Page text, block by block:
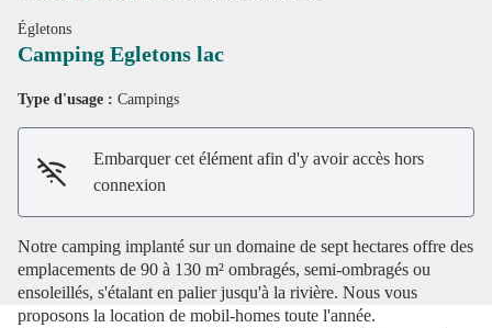
Voir l'image en plein écran
Égletons
Camping Egletons lac
Type d'usage : Campings
Embarquer cet élément afin d'y avoir accès hors
connexion
Notre camping implanté sur un domaine de sept hectares offre des
emplacements de 90 à 130 m² ombragés, semi-ombragés ou
ensoleillés, s'étalant en palier jusqu'à la rivière. Nous vous
proposons la location de mobil-homes toute l'année.